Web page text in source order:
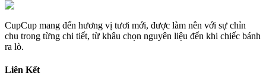
CupCup mang đến hương vị tươi mới, được làm nên với sự chỉn
chu trong từng chi tiết, từ khâu chọn nguyên liệu đến khi chiếc bánh
ra lò.
Liên Kết